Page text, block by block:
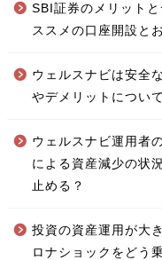
SBI証券のメリット
ススメの口座開設と
ウェルスナビは安全
やデメリットについて
ウェルスナビ運用者
による資産減少の状
止める？
投資の資産運用が大
ロナショックをどう